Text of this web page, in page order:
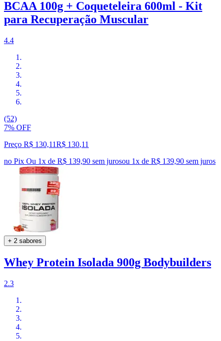
BCAA 100g + Coqueteleira 600ml - Kit
para Recuperação Muscular
4.4
(52)
7% OFF
Preço R$ 130,11R$ 130,11
no Pix Ou 1x de R$ 139,90 sem jurosou 1x de R$ 139,90 sem juros
+ 2 sabores
Whey Protein Isolada 900g Bodybuilders
2.3